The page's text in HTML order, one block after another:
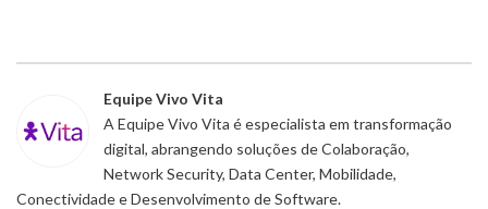
Equipe Vivo Vita
A Equipe Vivo Vita é especialista em transformação
digital, abrangendo soluções de Colaboração,
Network Security, Data Center, Mobilidade,
Conectividade e Desenvolvimento de Software.